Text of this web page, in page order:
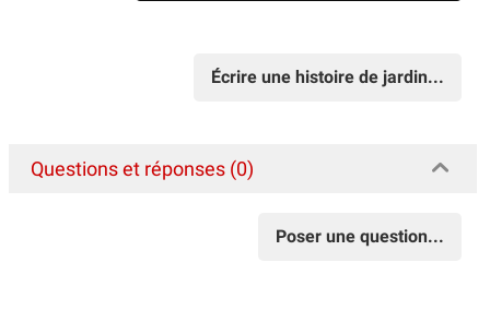
Écrire une histoire de jardin...
Questions et réponses (0)
Poser une question...